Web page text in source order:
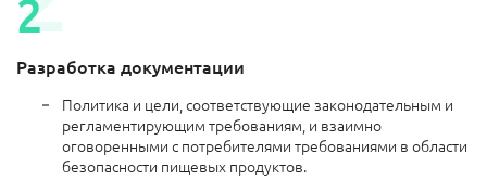
Разработка документации
Политика и цели, соответствующие законодательным и
регламентирующим требованиям, и взаимно
оговоренными с потребителями требованиями в области
безопасности пищевых продуктов.